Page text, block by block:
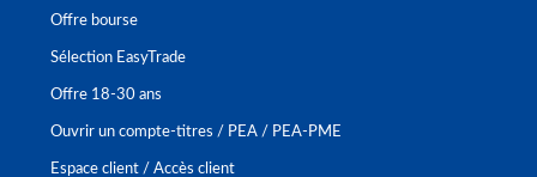
Offre bourse
Sélection EasyTrade
Offre 18-30 ans
Ouvrir un compte-titres / PEA / PEA-PME
Espace client / Accès client